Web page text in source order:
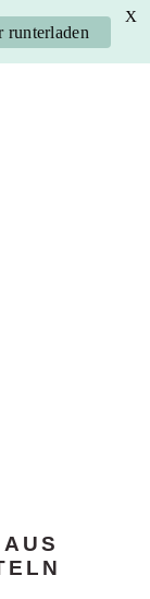
runterladen
X